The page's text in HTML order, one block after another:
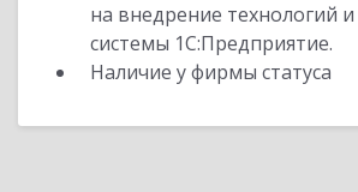
на внедрение технологий
системы 1С:Предприятие.
Наличие у фирмы статуса